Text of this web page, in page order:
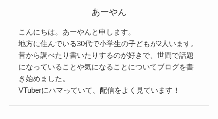
あーやん
こんにちは。あーやんと申します。
地方に住んでいる30代で小学生の子どもが2人います。
昔から調べたり書いたりするのが好きで、世間で話題
になっていることや気になることについてブログを書
き始めました。
VTuberにハマっていて、配信をよく見ています！